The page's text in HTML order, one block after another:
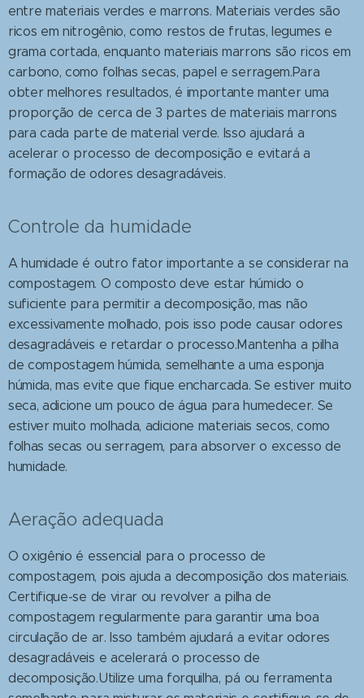
entre materiais verdes e marrons. Materiais verdes são
ricos em nitrogênio, como restos de frutas, legumes e
grama cortada, enquanto materiais marrons são ricos em
carbono, como folhas secas, papel e serragem.Para
obter melhores resultados, é importante manter uma
proporção de cerca de 3 partes de materiais marrons
para cada parte de material verde. Isso ajudará a
acelerar o processo de decomposição e evitará a
formação de odores desagradáveis.
Controle da humidade
A humidade é outro fator importante a se considerar na
compostagem. O composto deve estar húmido o
suficiente para permitir a decomposição, mas não
excessivamente molhado, pois isso pode causar odores
desagradáveis e retardar o processo.Mantenha a pilha
de compostagem húmida, semelhante a uma esponja
húmida, mas evite que fique encharcada. Se estiver muito
seca, adicione um pouco de água para humedecer. Se
estiver muito molhada, adicione materiais secos, como
folhas secas ou serragem, para absorver o excesso de
humidade.
Aeração adequada
O oxigênio é essencial para o processo de
compostagem, pois ajuda a decomposição dos materiais.
Certifique-se de virar ou revolver a pilha de
compostagem regularmente para garantir uma boa
circulação de ar. Isso também ajudará a evitar odores
desagradáveis e acelerará o processo de
decomposição.Utilize uma forquilha, pá ou ferramenta